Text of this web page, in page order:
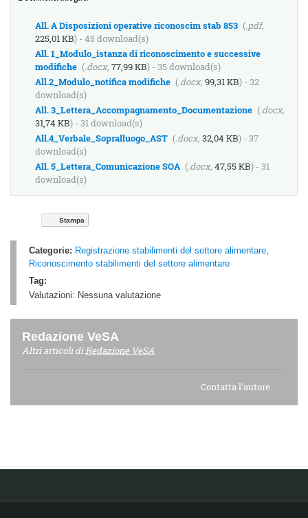
All. A Disposizioni operative riconoscim stab 853 (.pdf,
225,01 KB) - 45 download(s)
All. 1_Modulo_istanza di riconoscimento e successive
modifiche (.docx, 77,99 KB) - 35 download(s)
All.2_Modulo_notifica modifiche (.docx, 99,31 KB) - 32
download(s)
All. 3_Lettera_Accompagnamento_Documentazione (.docx,
31,74 KB) - 31 download(s)
All.4_Verbale_Sopralluogo_AST (.docx, 32,04 KB) - 37
download(s)
All. 5_Lettera_Comunicazione SOA (.docx, 47,55 KB) - 31
download(s)
Stampa
Categorie: Registrazione stabilimenti del settore alimentare,
Riconoscimento stabilimenti del settore alimentare
Tag:
Valutazioni: Nessuna valutazione
Redazione VeSA
Altri articoli diRedazione VeSA
Contatta l'autore